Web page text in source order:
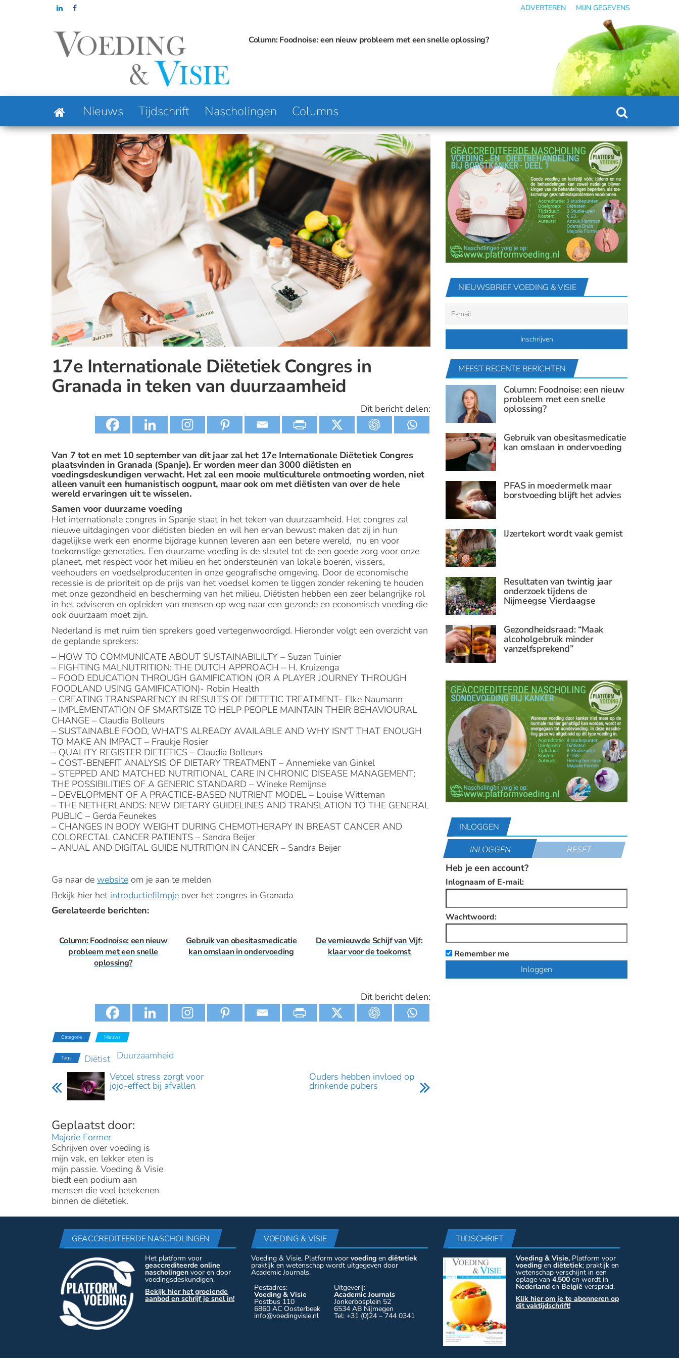
ADVERTEREN MIJN GEGEVENS
Voeding
Platform
Gebruik van obesitasmedicatie kan omslaan in ondervoeding
Column: Foodnoise: een nieuw probleem met een snelle oplossing?
Nieuws Tijdschrift Nascholingen Columns
17e Internationale Diëtetiek Congres in
Granada in teken van duurzaamheid
Dit bericht delen:
Van 7 tot en met 10 september van dit jaar zal het 17e Internationale Diëtetiek Congres
plaatsvinden in Granada (Spanje). Er worden meer dan 3000 diëtisten en
voedingsdeskundigen verwacht. Het zal een mooie multiculturele ontmoeting worden, niet
alleen vanuit een humanistisch oogpunt, maar ook om met diëtisten van over de hele
wereld ervaringen uit te wisselen.
Samen voor duurzame voeding
Het internationale congres in Spanje staat in het teken van duurzaamheid. Het congres zal
nieuwe uitdagingen voor diëtisten bieden en wil hen ervan bewust maken dat zij in hun
dagelijkse werk een enorme bijdrage kunnen leveren aan een betere wereld, nu en voor
toekomstige generaties. Een duurzame voeding is de sleutel tot de een goede zorg voor onze
planeet, met respect voor het milieu en het ondersteunen van lokale boeren, vissers,
veehouders en voedselproducenten in onze geografische omgeving. Door de economische
recessie is de prioriteit op de prijs van het voedsel komen te liggen zonder rekening te houden
met onze gezondheid en bescherming van het milieu. Diëtisten hebben een zeer belangrijke rol
in het adviseren en opleiden van mensen op weg naar een gezonde en economisch voeding die
ook duurzaam moet zijn.
Nederland is met ruim tien sprekers goed vertegenwoordigd. Hieronder volgt een overzicht van
de geplande sprekers:
– HOW TO COMMUNICATE ABOUT SUSTAINABILILTY – Suzan Tuinier
– FIGHTING MALNUTRITION: THE DUTCH APPROACH – H. Kruizenga
– FOOD EDUCATION THROUGH GAMIFICATION (OR A PLAYER JOURNEY THROUGH
FOODLAND USING GAMIFICATION)- Robin Health
– CREATING TRANSPARENCY IN RESULTS OF DIETETIC TREATMENT- Elke Naumann
– IMPLEMENTATION OF SMARTSIZE TO HELP PEOPLE MAINTAIN THEIR BEHAVIOURAL
CHANGE – Claudia Bolleurs
– SUSTAINABLE FOOD, WHAT'S ALREADY AVAILABLE AND WHY ISN'T THAT ENOUGH
TO MAKE AN IMPACT – Fraukje Rosier
– QUALITY REGISTER DIETETICS – Claudia Bolleurs
– COST-BENEFIT ANALYSIS OF DIETARY TREATMENT – Annemieke van Ginkel
– STEPPED AND MATCHED NUTRITIONAL CARE IN CHRONIC DISEASE MANAGEMENT;
THE POSSIBILITIES OF A GENERIC STANDARD – Wineke Remijnse
– DEVELOPMENT OF A PRACTICE-BASED NUTRIENT MODEL – Louise Witteman
– THE NETHERLANDS: NEW DIETARY GUIDELINES AND TRANSLATION TO THE GENERAL
PUBLIC – Gerda Feunekes
– CHANGES IN BODY WEIGHT DURING CHEMOTHERAPY IN BREAST CANCER AND
COLORECTAL CANCER PATIENTS – Sandra Beijer
– ANUAL AND DIGITAL GUIDE NUTRITION IN CANCER – Sandra Beijer
Ga naar de website om je aan te melden
Bekijk hier het introductiefilmpje over het congres in Granada
Gerelateerde berichten:
Column: Foodnoise: een nieuw
probleem met een snelle
oplossing?
Gebruik van obesitasmedicatie
kan omslaan in ondervoeding
De vernieuwde Schijf van Vijf:
klaar voor de toekomst
Dit bericht delen:
Categorie Nieuws
Tags Diëtist Duurzaamheid
Vetcel stress zorgt voor
jojo-effect bij afvallen
Ouders hebben invloed op
drinkende pubers
Majorie Former
Schrijven over voeding is
mijn vak, en lekker eten is
mijn passie. Voeding & Visie
biedt een podium aan
mensen die veel betekenen
binnen de diëtetiek.
NIEUWSBRIEF VOEDING & VISIE
MEEST RECENTE BERICHTEN
Column: Foodnoise: een nieuw
probleem met een snelle
oplossing?
Gebruik van obesitasmedicatie
kan omslaan in ondervoeding
PFAS in moedermelk maar
borstvoeding blijft het advies
IJzertekort wordt vaak gemist
Resultaten van twintig jaar
onderzoek tijdens de
Nijmeegse Vierdaagse
Gezondheidsraad: “Maak
alcoholgebruik minder
vanzelfsprekend”
INLOGGEN
INLOGGEN RESET
Heb je een account?
Inlognaam of E-mail:
Wachtwoord:
Remember me
GEACCREDITEERDE NASCHOLINGEN
Het platform voor
geaccrediteerde online
nascholingen voor en door
voedingsdeskundigen.
Bekijk hier het groeiende
aanbod en schrijf je snel in!
VOEDING & VISIE
Voeding & Visie, Platform voor voeding en diëtetiek
praktijk en wetenschap wordt uitgegeven door
Academic Journals.
Postadres:
Voeding & Visie
Postbus 110
6860 AC Oosterbeek
info@voedingvisie.nl
Uitgeverij:
Academic Journals
Jonkerbosplein 52
6534 AB Nijmegen
Tel: +31 (0)24 – 744 0341
TIJDSCHRIFT
Voeding & Visie, Platform voor
voeding en diëtetiek; praktijk en
wetenschap verschijnt in een
oplage van4.500 en wordt in
Nederland en België verspreid.
Klik hier om je te abonneren op
dit vaktijdschrift!